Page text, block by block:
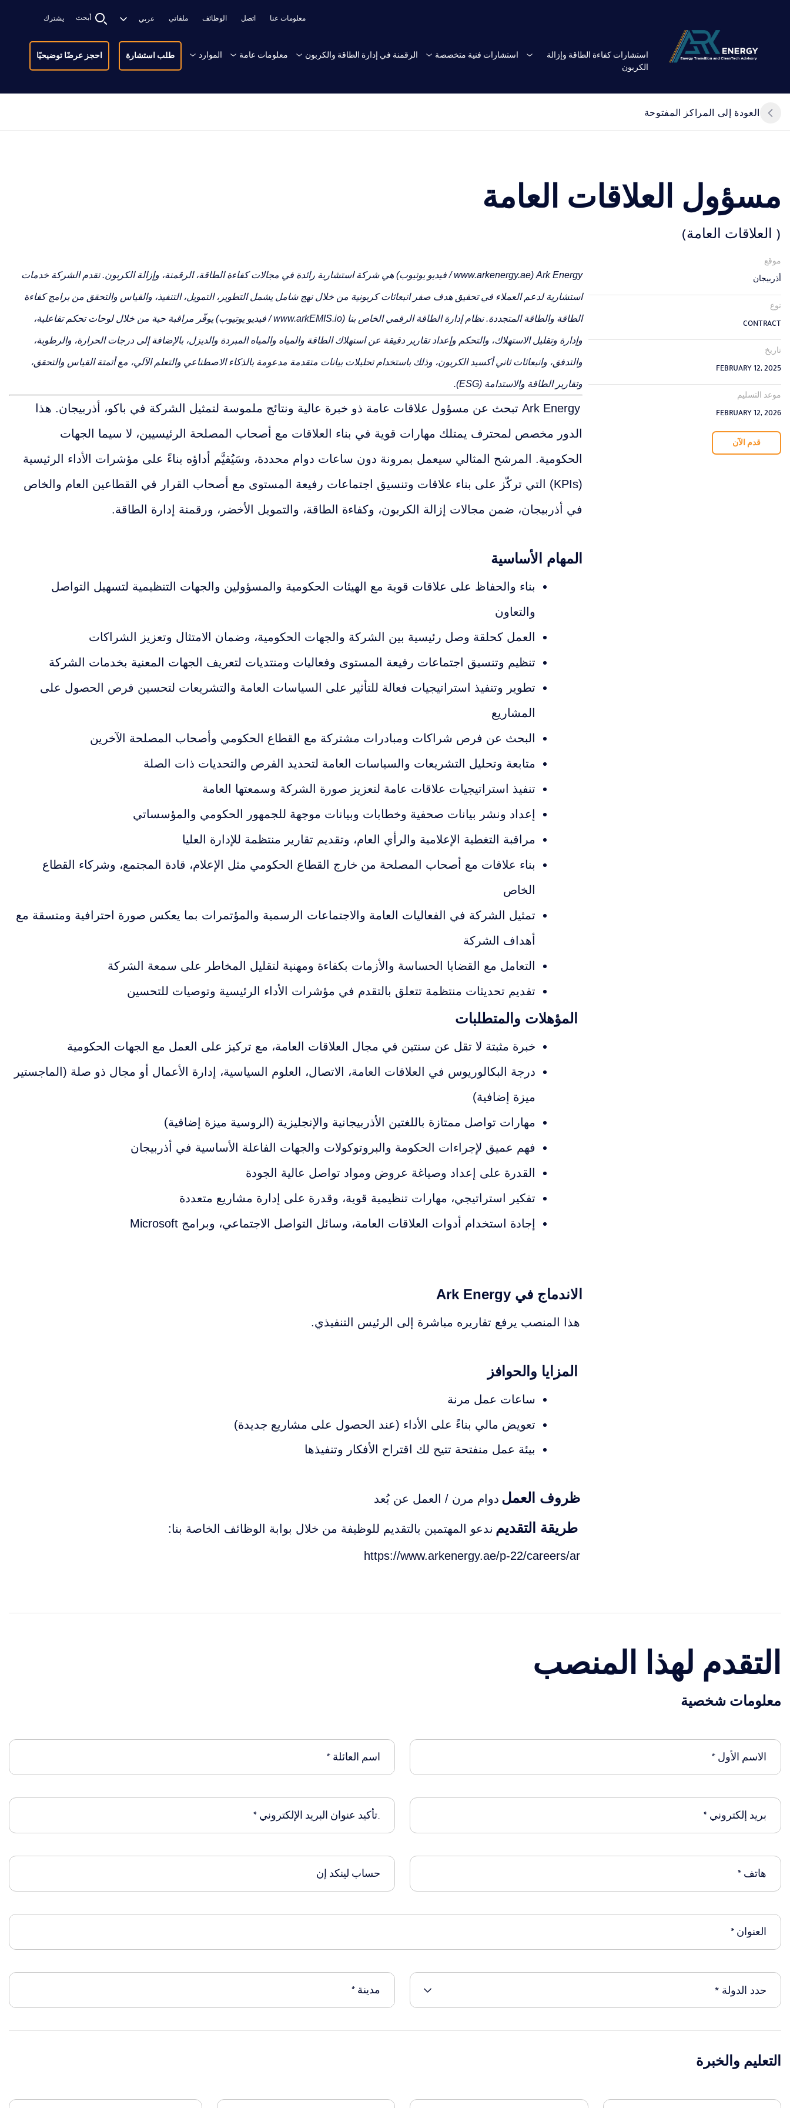
معلومات عنا اتصل الوظائف ملفاتي أبحث يشترك
استشارات كفاءة الطاقة وإزالة
الكربون
استشارات فنية متخصصة الرقمنة في إدارة الطاقة والكربون معلومات عامة الموارد طلب استشارة احجز عرضًا توضيحيًا
العودة إلى المراكز المفتوحة
مسؤول العلاقات العامة
( العلاقات العامة)
موقع
أذربيجان
نوع
CONTRACT
تاريخ
FEBRUARY 12, 2025
موعد التسليم
FEBRUARY 12, 2026
قدم الآن
Ark Energy (www.arkenergy.ae / فيديو يوتيوب) هي شركة استشارية رائدة في مجالات كفاءة الطاقة، الرقمنة، وإزالة الكربون. تقدم الشركة خدمات
استشارية لدعم العملاء في تحقيق هدف صفر انبعاثات كربونية من خلال نهج شامل يشمل التطوير، التمويل، التنفيذ، والقياس والتحقق من برامج كفاءة
الطاقة والطاقة المتجددة. نظام إدارة الطاقة الرقمي الخاص بنا (www.arkEMIS.io / فيديو يوتيوب) يوفّر مراقبة حية من خلال لوحات تحكم تفاعلية،
وإدارة وتقليل الاستهلاك، والتحكم وإعداد تقارير دقيقة عن استهلاك الطاقة والمياه والمياه المبردة والديزل، بالإضافة إلى درجات الحرارة، والرطوبة،
والتدفق، وانبعاثات ثاني أكسيد الكربون، وذلك باستخدام تحليلات بيانات متقدمة مدعومة بالذكاء الاصطناعي والتعلم الآلي، مع أتمتة القياس والتحقق،
وتقارير الطاقة والاستدامة (ESG).
Ark Energy تبحث عن مسؤول علاقات عامة ذو خبرة عالية ونتائج ملموسة لتمثيل الشركة في باكو، أذربيجان.
هذا
الدور مخصص لمحترف يمتلك مهارات قوية في بناء العلاقات مع أصحاب المصلحة الرئيسيين، لا سيما الجهات
الحكومية.
المرشح المثالي سيعمل بمرونة دون ساعات دوام محددة، وسَيُقيَّم أداؤه بناءً على مؤشرات الأداء الرئيسية
(KPIs) التي تركّز على بناء علاقات وتنسيق اجتماعات رفيعة المستوى مع أصحاب القرار في القطاعين العام والخاص
في أذربيجان، ضمن مجالات إزالة الكربون، وكفاءة الطاقة، والتمويل الأخضر، ورقمنة إدارة الطاقة.
المهام الأساسية
بناء والحفاظ على علاقات قوية مع الهيئات الحكومية والمسؤولين والجهات التنظيمية لتسهيل التواصل
والتعاون
العمل كحلقة وصل رئيسية بين الشركة والجهات الحكومية، وضمان الامتثال وتعزيز الشراكات
تنظيم وتنسيق اجتماعات رفيعة المستوى وفعاليات ومنتديات لتعريف الجهات المعنية بخدمات الشركة
تطوير وتنفيذ استراتيجيات فعالة للتأثير على السياسات العامة والتشريعات لتحسين فرص الحصول على
المشاريع
البحث عن فرص شراكات ومبادرات مشتركة مع القطاع الحكومي وأصحاب المصلحة الآخرين
متابعة وتحليل التشريعات والسياسات العامة لتحديد الفرص والتحديات ذات الصلة
تنفيذ استراتيجيات علاقات عامة لتعزيز صورة الشركة وسمعتها العامة
إعداد ونشر بيانات صحفية وخطابات وبيانات موجهة للجمهور الحكومي والمؤسساتي
مراقبة التغطية الإعلامية والرأي العام، وتقديم تقارير منتظمة للإدارة العليا
بناء علاقات مع أصحاب المصلحة من خارج القطاع الحكومي مثل الإعلام، قادة المجتمع، وشركاء القطاع
الخاص
تمثيل الشركة في الفعاليات العامة والاجتماعات الرسمية والمؤتمرات بما يعكس صورة احترافية ومتسقة مع
أهداف الشركة
التعامل مع القضايا الحساسة والأزمات بكفاءة ومهنية لتقليل المخاطر على سمعة الشركة
تقديم تحديثات منتظمة تتعلق بالتقدم في مؤشرات الأداء الرئيسية وتوصيات للتحسين
المؤهلات والمتطلبات
خبرة مثبتة لا تقل عن سنتين في مجال العلاقات العامة، مع تركيز على العمل مع الجهات الحكومية
درجة البكالوريوس في العلاقات العامة، الاتصال، العلوم السياسية، إدارة الأعمال أو مجال ذو صلة (الماجستير
ميزة إضافية)
مهارات تواصل ممتازة باللغتين الأذربيجانية والإنجليزية (الروسية ميزة إضافية)
فهم عميق لإجراءات الحكومة والبروتوكولات والجهات الفاعلة الأساسية في أذربيجان
القدرة على إعداد وصياغة عروض ومواد تواصل عالية الجودة
تفكير استراتيجي، مهارات تنظيمية قوية، وقدرة على إدارة مشاريع متعددة
إجادة استخدام أدوات العلاقات العامة، وسائل التواصل الاجتماعي، وبرامج Microsoft
الاندماج في Ark Energy
هذا المنصب يرفع تقاريره مباشرة إلى الرئيس التنفيذي.
المزايا والحوافز
ساعات عمل مرنة
تعويض مالي بناءً على الأداء (عند الحصول على مشاريع جديدة)
بيئة عمل منفتحة تتيح لك اقتراح الأفكار وتنفيذها
ظروف العمل دوام مرن / العمل عن بُعد
طريقة التقديم ندعو المهتمين بالتقديم للوظيفة من خلال بوابة الوظائف الخاصة بنا:
https://www.arkenergy.ae/p-22/careers/ar
التقدم لهذا المنصب
معلومات شخصية
التعليم والخبرة